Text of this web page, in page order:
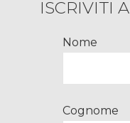
ISCRIVITI
Nome
Cognome